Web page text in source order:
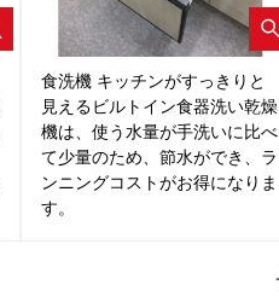
食洗機 キッチンがすっきりと
見えるビルトイン食器洗い乾燥
機は、使う水量が手洗いに比べ
て少量のため、節水ができ、ラ
ンニングコストがお得になりま
す。
+